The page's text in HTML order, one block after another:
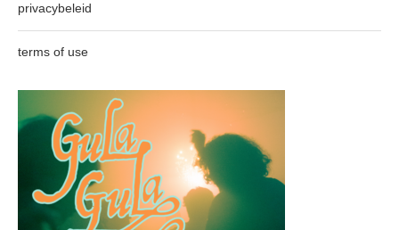
privacybeleid
terms of use